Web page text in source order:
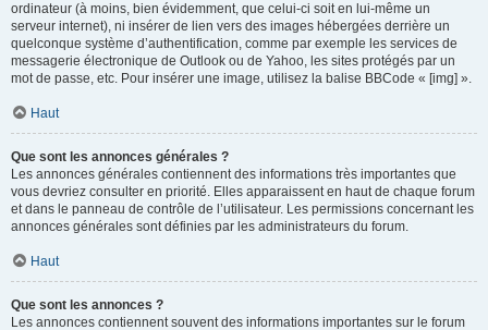
ordinateur (à moins, bien évidemment, que celui-ci soit en lui-même un
serveur internet), ni insérer de lien vers des images hébergées derrière un
quelconque système d’authentification, comme par exemple les services de
messagerie électronique de Outlook ou de Yahoo, les sites protégés par un
mot de passe, etc. Pour insérer une image, utilisez la balise BBCode « [img] ».
Haut
Que sont les annonces générales ?
Les annonces générales contiennent des informations très importantes que
vous devriez consulter en priorité. Elles apparaissent en haut de chaque forum
et dans le panneau de contrôle de l’utilisateur. Les permissions concernant les
annonces générales sont définies par les administrateurs du forum.
Haut
Que sont les annonces ?
Les annonces contiennent souvent des informations importantes sur le forum